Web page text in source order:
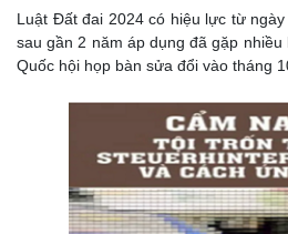
Luật Đất đai 2024 có hiệu lực từ
sau gần 2 năm áp dụng đã gặp
Quốc hội họp bàn sửa đổi vào tháng